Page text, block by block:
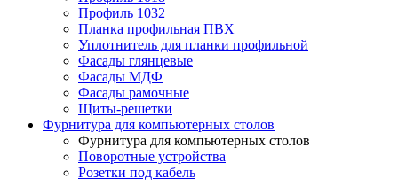
Профиль 1032
Планка профильная ПВХ
Уплотнитель для планки профильной
Фасады глянцевые
Фасады МДФ
Фасады рамочные
Щиты-решетки
Фурнитура для компьютерных столов
Фурнитура для компьютерных столов
Поворотные устройства
Розетки под кабель